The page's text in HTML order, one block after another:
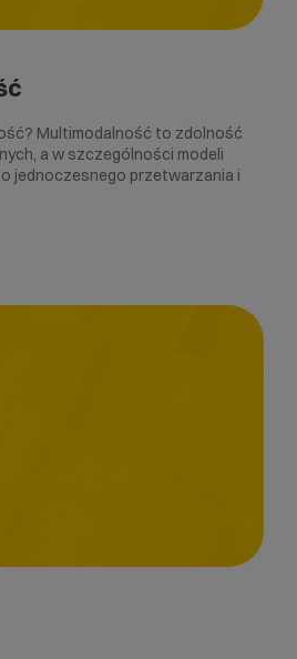
Multimodalność to zdolność
a w szczególności modeli
jednoczesnego przetwarzania i